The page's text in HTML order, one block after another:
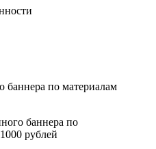
баннера по материалам
баннера по
рублей